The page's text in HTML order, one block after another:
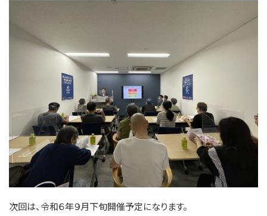
次回は、令和６年９月下旬開催予定になります。